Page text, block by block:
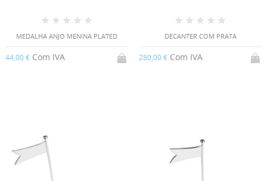
MEDALHA ANJO MENINA PLATED
44,00 € Com IVA
DECANTER COM PRATA
280,00 € Com IVA